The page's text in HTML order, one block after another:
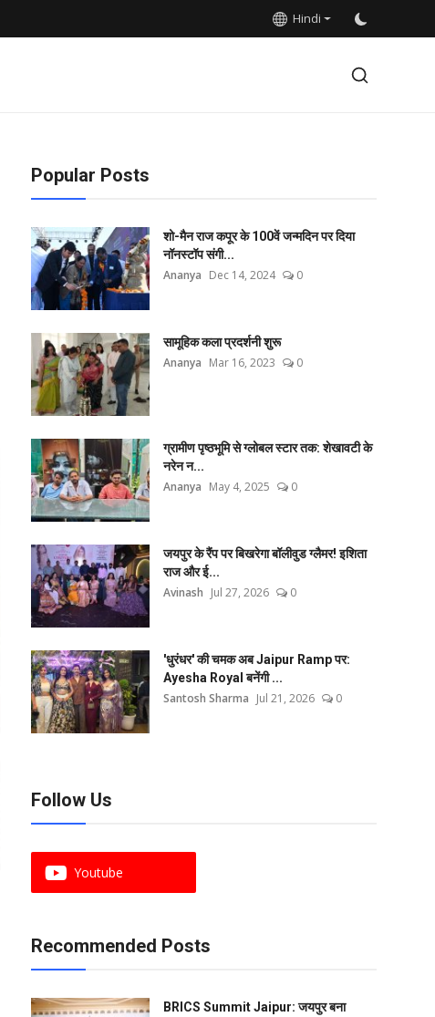
Hindi
Popular Posts
शो-मैन राज कपूर के 100वें जन्मदिन पर दिया
नॉनस्टॉप संगी...
Ananya Dec 14, 2024 0
सामूहिक कला प्रदर्शनी शुरू
Ananya Mar 16, 2023 0
ग्रामीण पृष्ठभूमि से ग्लोबल स्टार तक: शेखावटी के
नरेन न...
Ananya May 4, 2025 0
जयपुर के रैंप पर बिखरेगा बॉलीवुड ग्लैमर! इशिता
राज और ई...
Avinash Jul 27, 2026 0
'धुरंधर' की चमक अब Jaipur Ramp पर:
Ayesha Royal बनेंगी ...
Santosh Sharma Jul 21, 2026 0
Follow Us
Youtube
Recommended Posts
BRICS Summit Jaipur: जयपुर बना